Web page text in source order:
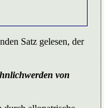
Satz gelesen, der
von